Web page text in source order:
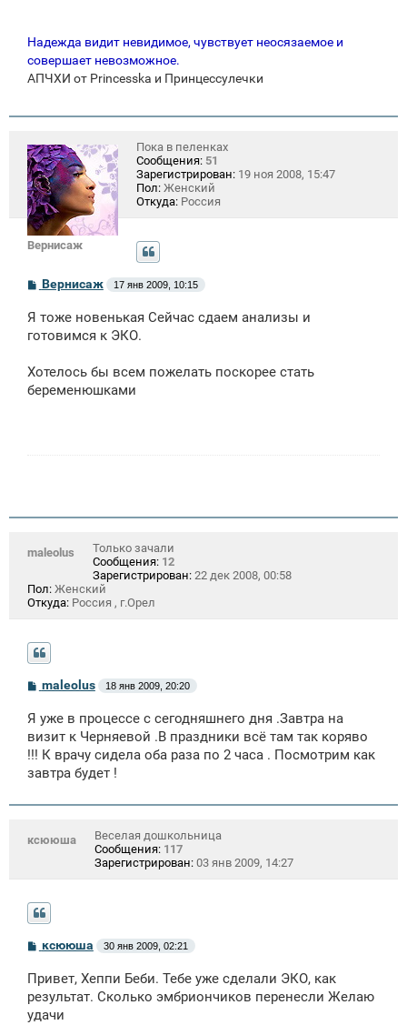
Надежда видит невидимое, чувствует неосязаемое и
совершает невозможное.
АПЧХИ от Princesska и Принцессулечки
Вернисаж
Пока в пеленках
Сообщения: 51
Зарегистрирован: 19 ноя 2008, 15:47
Пол: Женский
Откуда: Россия
С
о
б
щ
и
Вернисаж 17 янв 2009, 10:15
Я тоже новенькая Сейчас сдаем анализы и
готовимся к ЭКО.
Хотелось бы всем пожелать поскорее стать
беременюшками
maleolus
Только зачали
Сообщения: 12
Зарегистрирован: 22 дек 2008, 00:58
Пол: Женский
Откуда: Россия , г.Орел
С
б
щ
е
н
и
maleolus 18 янв 2009, 20:20
Я уже в процессе с сегодняшнего дня .Завтра на
визит к Черняевой .В праздники всё там так коряво
!!! К врачу сидела оба раза по 2 часа . Посмотрим как
завтра будет !
ксююша
Веселая дошкольница
Сообщения: 117
Зарегистрирован: 03 янв 2009, 14:27
С
б
щ
н
ксююша 30 янв 2009, 02:21
Привет, Хеппи Беби. Тебе уже сделали ЭКО, как
результат. Сколько эмбриончиков перенесли Желаю
удачи